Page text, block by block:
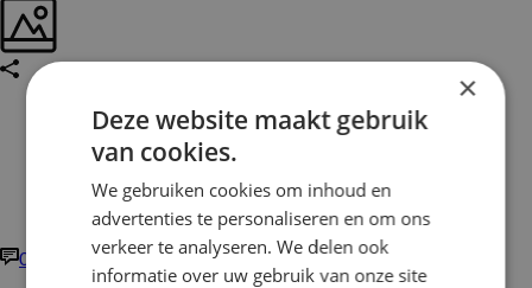
0
×
Deze website maakt gebruik
van cookies.
We gebruiken cookies om inhoud en
advertenties te personaliseren en om ons
verkeer te analyseren. We delen ook
informatie over uw gebruik van onze site